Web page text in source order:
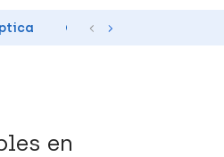
Ortopedia
en